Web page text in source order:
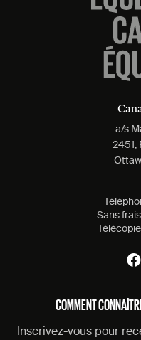
a/s
2451,
Sans
COMMENT
Inscrivez-vous pour